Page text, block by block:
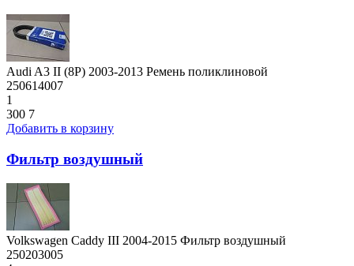
Audi A3 II (8P) 2003-2013 Ремень поликлиновой
250614007
1
300 7
Добавить в корзину
Фильтр воздушный
Volkswagen Caddy III 2004-2015 Фильтр воздушный
250203005